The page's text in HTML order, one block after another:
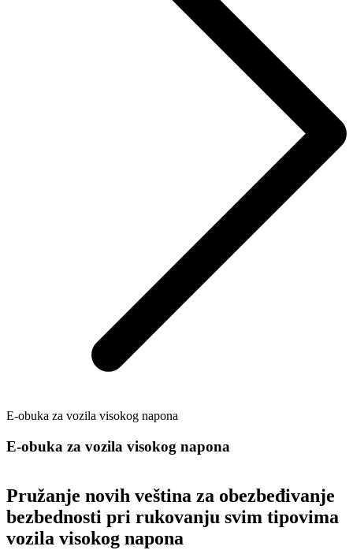
E-obuka za vozila visokog napona
E-obuka za vozila visokog napona
Pružanje novih veština za obezbeđivanje
bezbednosti pri rukovanju svim tipovima
vozila visokog napona